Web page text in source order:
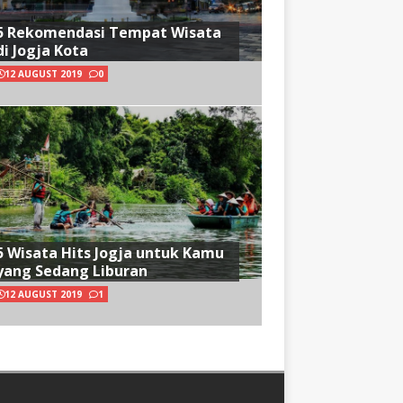
Rekomendasi Tempat Wisata
Jogja Kota
12 AUGUST 2019 0
Wisata Hits Jogja untuk Kamu
Sedang Liburan
12 AUGUST 2019 1